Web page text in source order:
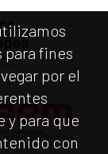
para fines
por el
y para que
con